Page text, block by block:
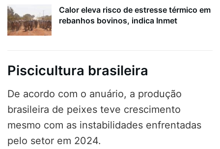
Calor eleva risco de estresse térmico em
rebanhos bovinos, indica Inmet
Piscicultura brasileira
De acordo com o anuário, a produção
brasileira de peixes teve crescimento
mesmo com as instabilidades enfrentadas
pelo setor em 2024.